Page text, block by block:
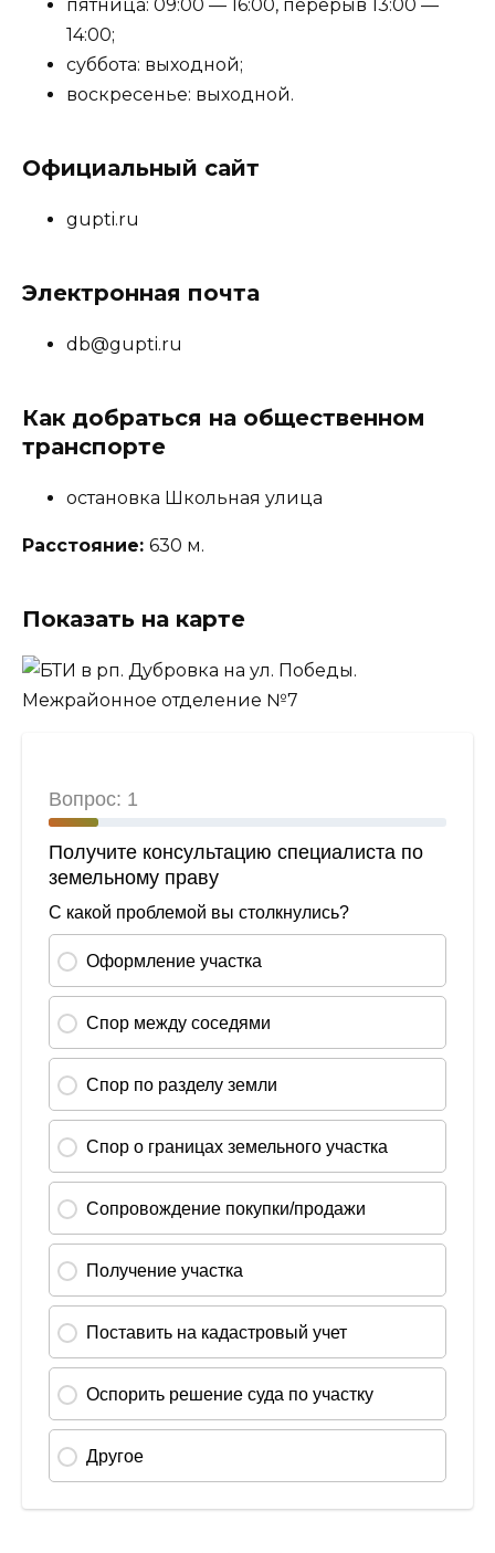
пятница: 09:00 — 16:00, перерыв 13:00 —
14:00;
суббота: выходной;
воскресенье: выходной.
Официальный сайт
gupti.ru
Электронная почта
db@gupti.ru
Как добраться на общественном
транспорте
остановка Школьная улица
Расстояние: 630 м.
Показать на карте